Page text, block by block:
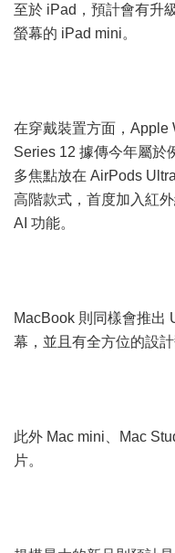
至於 iPad，預計會有升
螢幕的 iPad mini。
在穿戴裝置方面，Apple
Series 12 據傳今年屬於
多焦點放在 AirPods
高階款式，首度加入紅
AI 功能。
MacBook 則同樣會推出
幕，並且有全方位的設計
此外 Mac mini、Mac
片。